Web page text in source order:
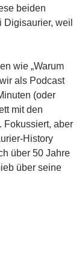
beiden
weil
wie „Warum
als Podcast
(oder
mit den
Fokussiert, aber
History
über 50 Jahre
über seine